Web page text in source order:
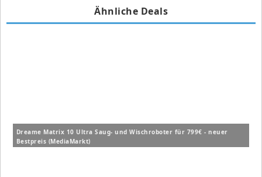
Ähnliche Deals
Dreame Matrix 10 Ultra Saug- und Wischroboter für 799€ - neuer
Bestpreis (MediaMarkt)